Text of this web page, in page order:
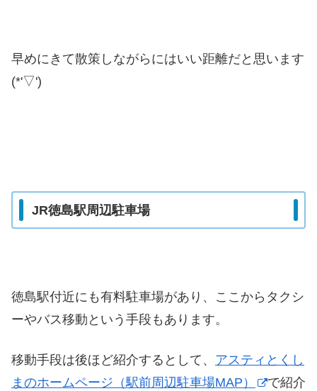
早めにきて散策しながらにはいい距離だと思います
(*'▽')
JR徳島駅周辺駐車場
徳島駅付近にも有料駐車場があり、ここからタクシ
ーやバス移動という手段もあります。
移動手段は後ほど紹介するとして、 アスティとくし
まのホームページ（駅前周辺駐車場MAP）
で紹介